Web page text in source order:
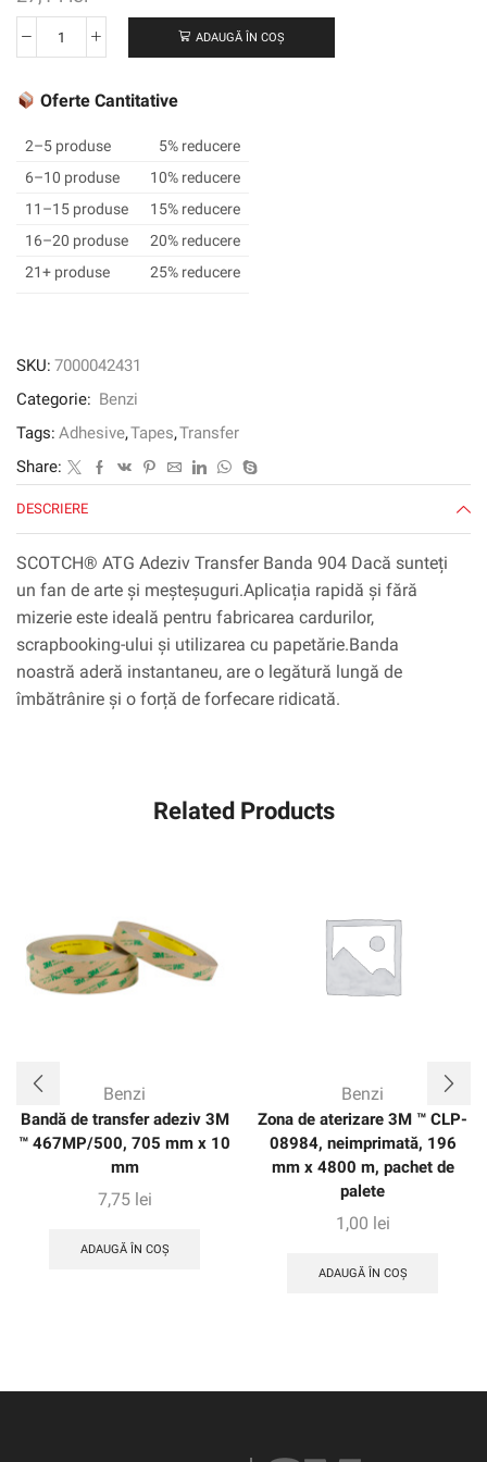
Cantitate
de
adeziv
Scotch®
ATG
904,
transparent,
m,
mm
ADAUGĂ ÎN COȘ
Oferte Cantitative
2–5 produse
5% reducere
6–10 produse
10% reducere
11–15 produse
15% reducere
16–20 produse
20% reducere
21+ produse
25% reducere
SKU: 7000042431
Categorie: Benzi
Tags: Adhesive,Tapes,Transfer
Share:
DESCRIERE
SCOTCH® ATG Adeziv Transfer Banda 904 Dacă sunteți
un fan de arte și meșteșuguri.Aplicația rapidă și fără
mizerie este ideală pentru fabricarea cardurilor,
scrapbooking-ului și utilizarea cu papetărie.Banda
noastră aderă instantaneu, are o legătură lungă de
îmbătrânire și o forță de forfecare ridicată.
Related Products
Benzi
Bandă de transfer adeziv 3M
™ 467MP/500, 705 mm x 10
mm
7,75 lei
ADAUGĂ ÎN COȘ
Benzi
Zona de aterizare 3M ™ CLP-
08984, neimprimată, 196
mm x 4800 m, pachet de
palete
1,00 lei
ADAUGĂ ÎN COȘ